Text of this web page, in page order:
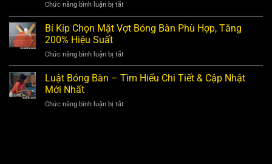
Số
1
Hiệu
Game
Trí
Kiếm
Chức năng bình luận bị tắt
86BET
–
Nhà
Cược,
Giải
Bí Kíp Chọn Mặt Vợt Bóng Bàn Phù Hợp, Tăng
200% Hiệu Suất
Chức năng bình luận bị tắt
Bí
Kíp
Luật Bóng Bàn – Tìm Hiểu Chi Tiết & Cập Nhật
Mới Nhất
Chức năng bình luận bị tắt